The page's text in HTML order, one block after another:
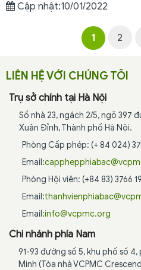
Cập nhật:10/01/2022
1 2
LIÊN HỆ VỚI CHÚNG TÔI
Trụ sở chính tại Hà Nội
Số nhà 23, ngách 2/5, ngõ 397
Xuân Đỉnh, Thành phố Hà Nội.
Phòng Cấp phép: (+ 84 024)
Email:
Phòng Hội viên: (+84 83) 3766
Email:
Email:info@vcpmc.org
Chi nhánh phía Nam
91-93 đường số 5, khu phố số
Minh (Tòa nhà VCPMC